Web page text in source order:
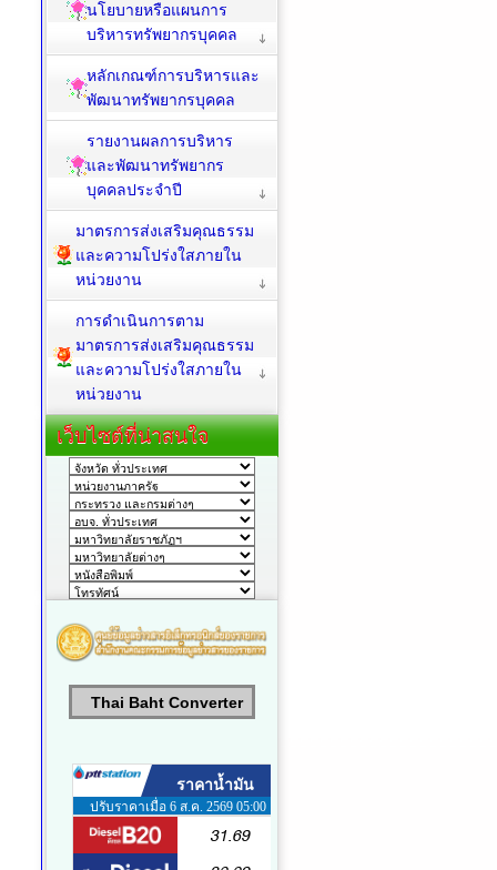
นโยบายหรือแผนการ
บริหารทรัพยากรบุคคล
หลักเกณฑ์การบริหารและ
พัฒนาทรัพยากรบุคคล
รายงานผลการบริหาร
และพัฒนาทรัพยากร
บุคคลประจำปี
มาตรการส่งเสริมคุณธรรม
และความโปร่งใสภายใน
หน่วยงาน
การดำเนินการตาม
มาตรการส่งเสริมคุณธรรม
และความโปร่งใสภายใน
หน่วยงาน
เว็บไซต์ที่น่าสนใจ
Thai Baht Converter